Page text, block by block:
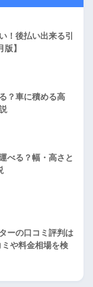
！後払い出来る引
】
？車に積める高
べる？幅・高さと
ーの口コミ評判は
や料金相場を検